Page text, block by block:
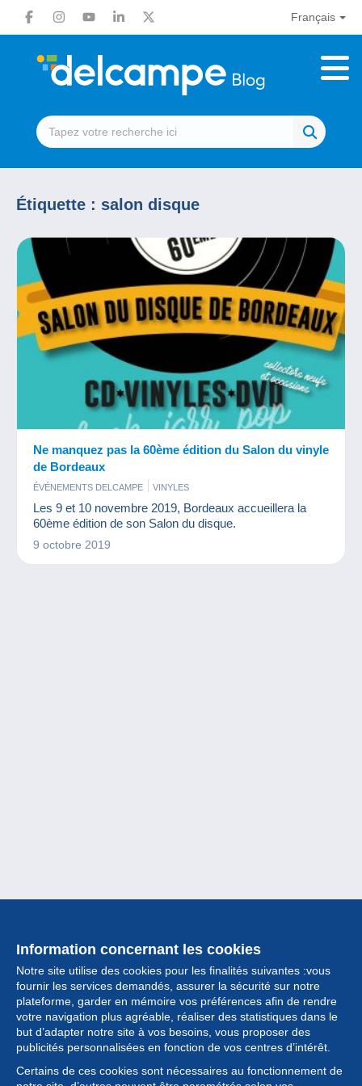
Français
Étiquette : salon disque
Ne manquez pas la 60ème édition du Salon du vinyle
de Bordeaux
ÉVÉNEMENTS DELCAMPE VINYLES
Les 9 et 10 novembre 2019, Bordeaux accueillera la
60ème édition de son Salon du disque.
9 octobre 2019
Information concernant les cookies
Notre site utilise des cookies pour les finalités suivantes :vous
fournir les services demandés, assurer la sécurité sur notre
plateforme, garder en mémoire vos préférences afin de rendre
votre navigation plus agréable, réaliser des statistiques dans le
but d’adapter notre site à vos besoins, vous proposer des
publicités personnalisées en fonction de vos centres d’intérêt.
Certains de ces cookies sont nécessaires au fonctionnement de
Collection
Actualités